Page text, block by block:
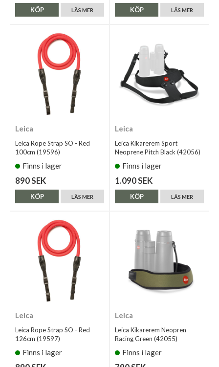
LÄS MER
KÖP LÄS MER
KÖP
Leica
Leica Rope Strap SO - Red
100cm (19596)
Finns i lager
890 SEK
LÄS MER
KÖP
Leica
Leica Kikarerem Sport
Neoprene Pitch Black (42056)
Finns i lager
1.090 SEK
LÄS MER
KÖP
Leica
Leica Rope Strap SO - Red
126cm (19597)
Finns i lager
Leica
Leica Kikarerem Neopren
Racing Green (42055)
Finns i lager